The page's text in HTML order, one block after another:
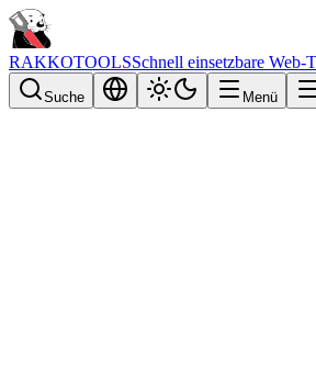
RAKKOTOOLSSchnell einsetzbare Web-
Suche Menü